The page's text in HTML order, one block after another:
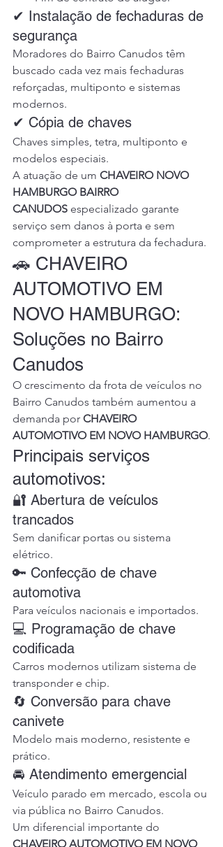
✔ Instalação de fechaduras de
segurança
Moradores do Bairro Canudos têm
buscado cada vez mais fechaduras
reforçadas, multiponto e sistemas
modernos.
✔ Cópia de chaves
Chaves simples, tetra, multiponto e
modelos especiais.
A atuação de um CHAVEIRO NOVO
HAMBURGO BAIRRO
CANUDOS especializado garante
serviço sem danos à porta e sem
comprometer a estrutura da fechadura.
🚗 CHAVEIRO
AUTOMOTIVO EM
NOVO HAMBURGO:
Soluções no Bairro
Canudos
O crescimento da frota de veículos no
Bairro Canudos também aumentou a
demanda por CHAVEIRO
AUTOMOTIVO EM NOVO HAMBURGO.
Principais serviços
automotivos:
🔐 Abertura de veículos
trancados
Sem danificar portas ou sistema
elétrico.
🔑 Confecção de chave
automotiva
Para veículos nacionais e importados.
💻 Programação de chave
codificada
Carros modernos utilizam sistema de
transponder e chip.
🔄 Conversão para chave
canivete
Modelo mais moderno, resistente e
prático.
🚘 Atendimento emergencial
Veículo parado em mercado, escola ou
via pública no Bairro Canudos.
Um diferencial importante do
CHAVEIRO AUTOMOTIVO EM NOVO